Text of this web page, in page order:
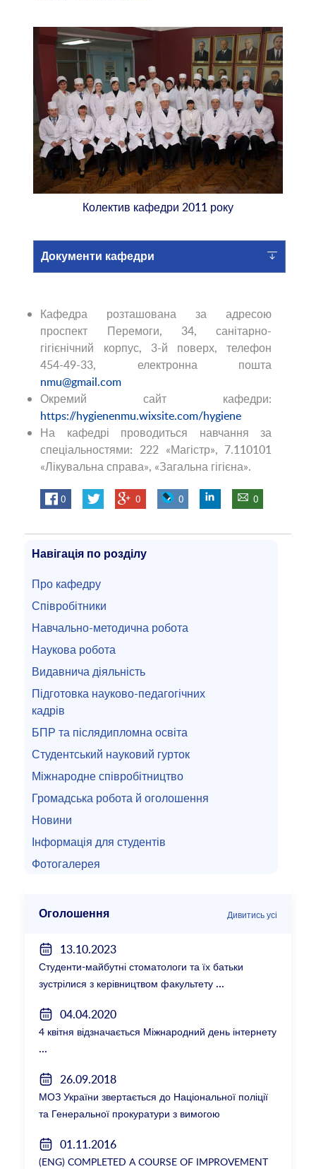
Колектив кафедри 2011 року
Документи кафедри
Кафедра розташована за адресою
проспект Перемоги, 34, санітарно-
гігієнічний корпус, 3-й поверх, телефон
454-49-33, електронна пошта
nmu@gmail.com
Окремий сайт кафедри:
https://hygienenmu.wixsite.com/hygiene
На кафедрі проводиться навчання за
спеціальностями: 222 «Магістр», 7.110101
«Лікувальна справа», «Загальна гігієна».
0 0 0 0
Навігація по розділу
Про кафедру
Співробітники
Навчально-методична робота
Наукова робота
Видавнича діяльність
Підготовка науково-педагогічних
кадрів
БПР та післядипломна освіта
Студентський науковий гурток
Міжнародне співробітництво
Громадська робота й оголошення
Новини
Інформація для студентів
Фотогалерея
Оголошення Дивитись усі
13.10.2023
Студенти-майбутні стоматологи та їх батьки
зустрілися з керівництвом факультету
04.04.2020
4 квітня відзначається Міжнародний день інтернету
26.09.2018
МОЗ України звертається до Національної поліції
та Генеральної прокуратури з вимогою
ректорки НМУ Катерини Амосової
01.11.2016
(ENG) COMPLETED A COURSE OF IMPROVEMENT